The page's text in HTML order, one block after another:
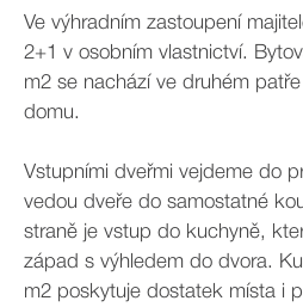
Ve výhradním zastoupení
2+1 v osobním vlastnictví.
m2 se nachází ve druhém
domu.
Vstupními dveřmi vejdeme do
vedou dveře do samostatné
straně je vstup do kuchyně,
západ s výhledem do dvora.
m2 poskytuje dostatek místa i